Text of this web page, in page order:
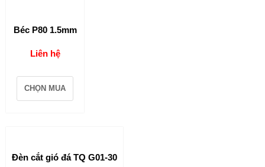
Béc P80 1.5mm
Liên hệ
CHỌN MUA
Đèn cắt gió đá TQ G01-30